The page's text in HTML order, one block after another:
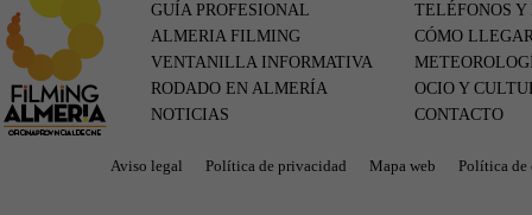
GUÍA PROFESIONAL
ALMERIA FILMING
VENTANILLA INFORMATIVA
RODADO EN ALMERÍA
NOTICIAS
TELÉFONOS Y
CÓMO
OCIO Y
CONTACTO
Aviso legal Política de privacidad Mapa web Política de